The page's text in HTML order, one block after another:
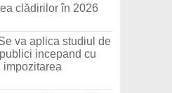
clădirilor în 2026
va aplica studiul de
incepand cu
impozitarea